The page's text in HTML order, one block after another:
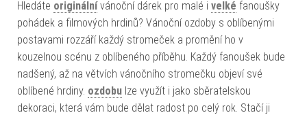
Hledáte originálnívánoční dárek pro malé i velké fanoušky
pohádek a filmových hrdinů? Vánoční ozdoby s oblíbenými
postavami rozzáří každý stromeček a promění ho v
kouzelnou scénu z oblíbeného příběhu. Každý fanoušek bude
nadšený, až na větvích vánočního stromečku objeví své
oblíbené hrdiny. ozdobu lze využít i jako sběratelskou
dekoraci, která vám bude dělat radost po celý rok. Stačí ji